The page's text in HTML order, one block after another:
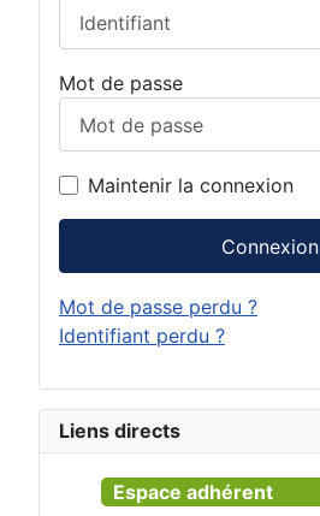
Mot de passe
Maintenir la connexion
Connexion
Mot de passe perdu ?
Identifiant perdu ?
Liens directs
Espace adhérent